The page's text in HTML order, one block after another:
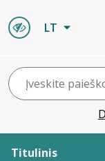
LT
Titulinis